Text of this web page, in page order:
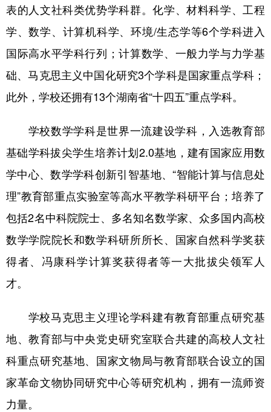
表的人文社科类优势学科群。化学、材料科学、工程
学、数学、计算机科学、环境/生态学等6个学科进入
国际高水平学科行列；计算数学、一般力学与力学基
础、马克思主义中国化研究3个学科是国家重点学科；
此外，学校还拥有13个湖南省“十四五”重点学科。
学校数学学科是世界一流建设学科，入选教育部
基础学科拔尖学生培养计划2.0基地，建有国家应用数
学中心、数学学科创新引智基地、“智能计算与信息处
理”教育部重点实验室等高水平教学科研平台；培养了
包括2名中科院院士、多名知名数学家、众多国内高校
数学学院院长和数学科研所所长、国家自然科学奖获
得者、冯康科学计算奖获得者等一大批拔尖领军人
才。
学校马克思主义理论学科建有教育部重点研究基
地、教育部与中央党史研究室联合共建的高校人文社
科重点研究基地、国家文物局与教育部联合设立的国
家革命文物协同研究中心等研究机构，拥有一流师资
力量。